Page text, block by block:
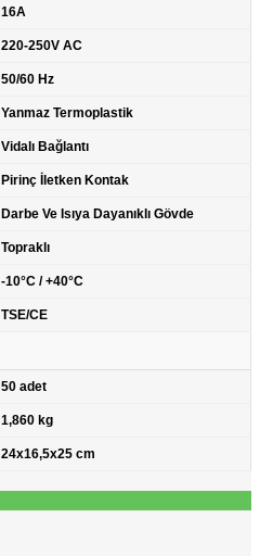
16A
220-250V AC
50/60 Hz
Yanmaz Termoplastik
Vidalı Bağlantı
Pirinç İletken Kontak
Darbe Ve Isıya Dayanıklı Gövde
Topraklı
-10°C / +40°C
TSE/CE
50 adet
1,860 kg
24x16,5x25 cm